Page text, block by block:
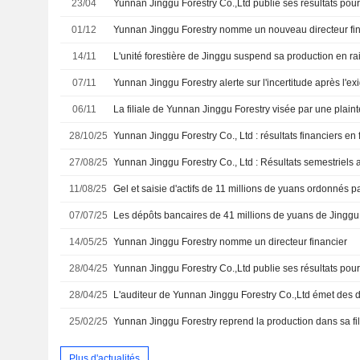
23/04
01/12 Yunnan Jinggu Forestry nomme un nouveau directeur
14/11
07/11
06/11
28/10/25
27/08/25 Yunnan Jinggu Forestry Co., Ltd : Résultats semestriels
11/08/25
07/07/25
14/05/25 Yunnan Jinggu Forestry nomme un directeur financier
28/04/25
28/04/25
25/02/25